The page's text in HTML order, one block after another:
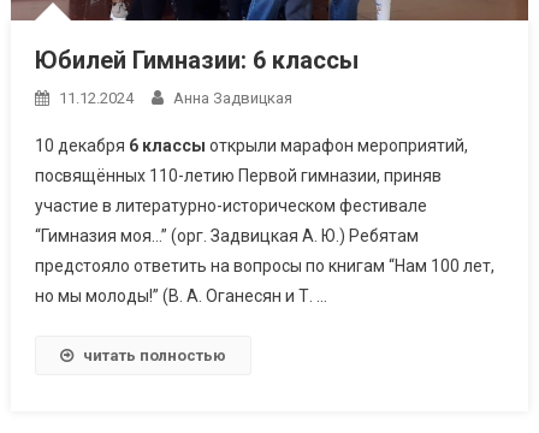
Юбилей Гимназии: 6 классы
11.12.2024 Анна Задвицкая
10 декабря 6 классы открыли марафон мероприятий,
посвящённых 110-летию Первой гимназии, приняв
участие в литературно-историческом фестивале
“Гимназия моя…” (орг. Задвицкая А. Ю.) Ребятам
предстояло ответить на вопросы по книгам “Нам 100 лет,
но мы молоды!” (В. А. Оганесян и Т. …
читать полностью